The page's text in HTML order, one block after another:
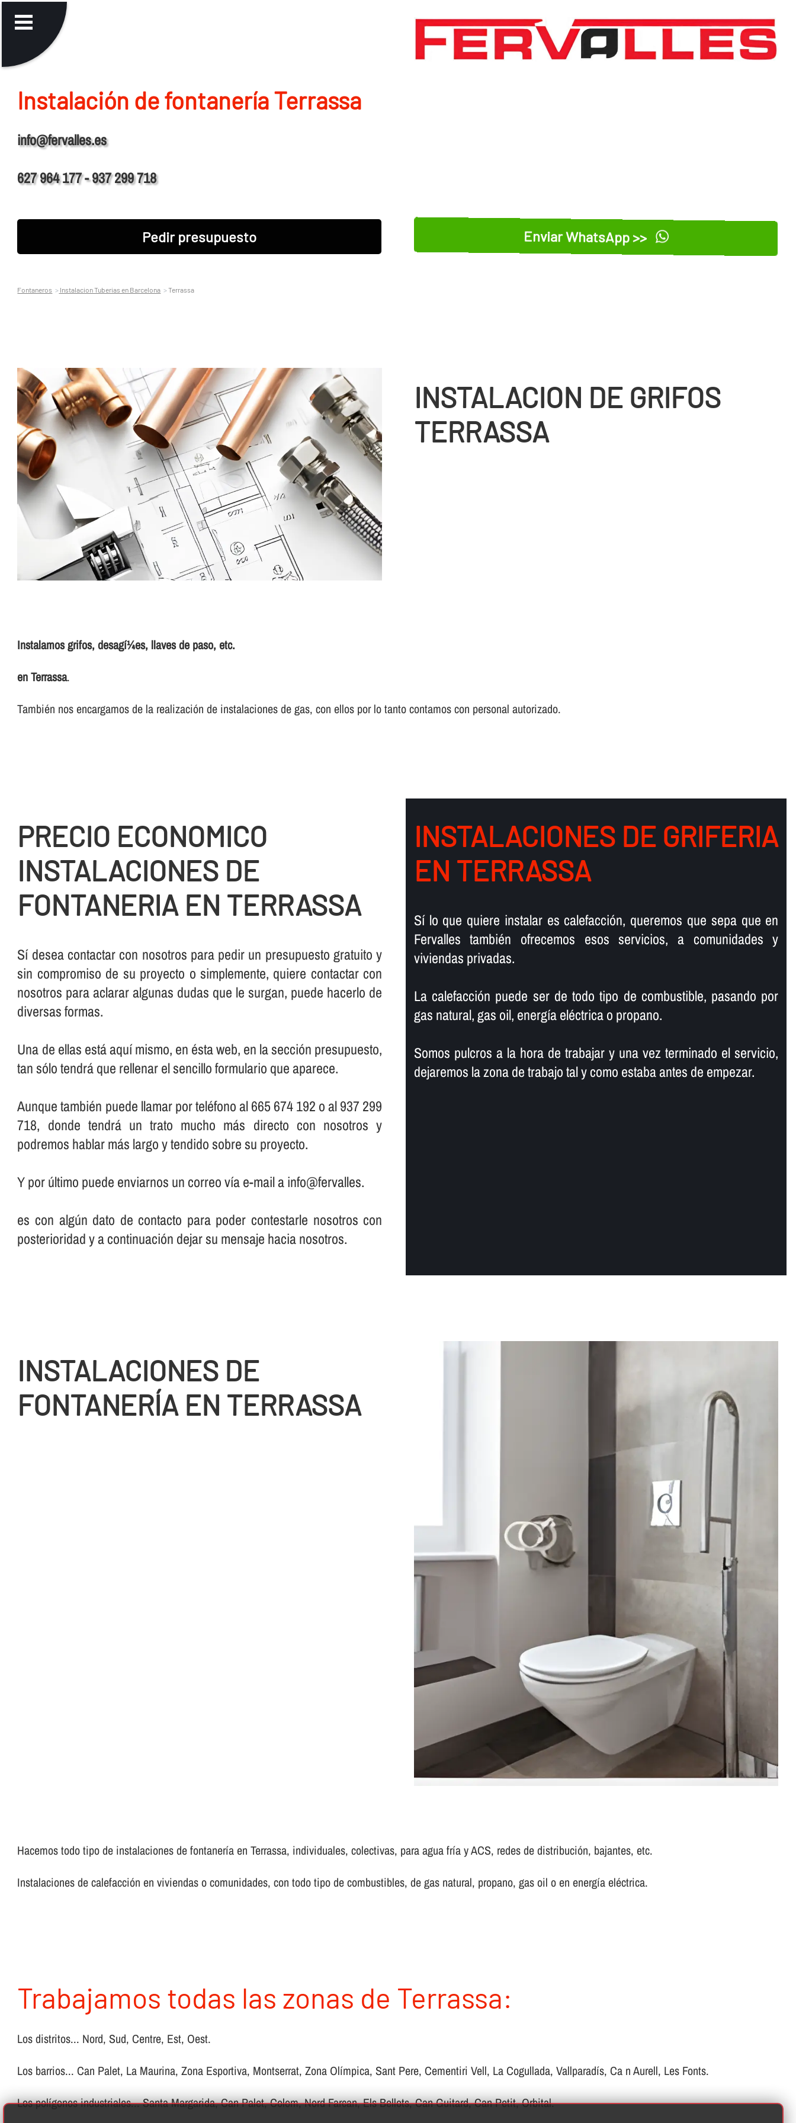
Instalación de fontanerí­a Terrassa
info@fervalles.es
627 964 177 - 937 299 718
Pedir presupuesto Enviar WhatsApp >>
Fontaneros Instalacion Tuberias en Barcelona Terrassa
INSTALACION DE GRIFOS
TERRASSA
Instalamos grifos, desagí¼es, llaves de paso, etc.
en Terrassa.
También nos encargamos de la realización de instalaciones de gas, con ellos por lo tanto contamos con personal autorizado.
PRECIO ECONOMICO
INSTALACIONES DE
FONTANERIA EN TERRASSA
Sí­ desea contactar con nosotros para pedir un presupuesto gratuito y
sin compromiso de su proyecto o simplemente, quiere contactar con
nosotros para aclarar algunas dudas que le surgan, puede hacerlo de
diversas formas.
Una de ellas está aquí­ mismo, en ésta web, en la sección presupuesto,
tan sólo tendrá que rellenar el sencillo formulario que aparece.
Aunque también puede llamar por teléfono al 665 674 192 o al 937 299
718, donde tendrá un trato mucho más directo con nosotros y
podremos hablar más largo y tendido sobre su proyecto.
Y por último puede enviarnos un correo ví­a e-mail a info@fervalles.
es con algún dato de contacto para poder contestarle nosotros con
posterioridad y a continuación dejar su mensaje hacia nosotros.
INSTALACIONES DE GRIFERIA
EN TERRASSA
Sí­ lo que quiere instalar es calefacción, queremos que sepa que en
Fervalles también ofrecemos esos servicios, a comunidades y
viviendas privadas.
La calefacción puede ser de todo tipo de combustible, pasando por
gas natural, gas oil, energí­a eléctrica o propano.
Somos pulcros a la hora de trabajar y una vez terminado el servicio,
dejaremos la zona de trabajo tal y como estaba antes de empezar.
INSTALACIONES DE
FONTANERÍ­A EN TERRASSA
Hacemos todo tipo de instalaciones de fontanerí­a en Terrassa, individuales, colectivas, para agua frí­a y ACS, redes de distribución, bajantes, etc.
Instalaciones de calefacción en viviendas o comunidades, con todo tipo de combustibles, de gas natural, propano, gas oil o en energí­a eléctrica.
Trabajamos todas las zonas de Terrassa:
Los distritos... Nord, Sud, Centre, Est, Oest.
Los barrios... Can Palet, La Maurina, Zona Esportiva, Montserrat, Zona Olímpica, Sant Pere, Cementiri Vell, La Cogullada, Vallparadís, Ca n Aurell, Les Fonts.
Los polígonos industriales... Santa Margarida, Can Palet, Colom, Nord Farcan, Els Bellots, Can Guitard, Can Petit, Orbital.